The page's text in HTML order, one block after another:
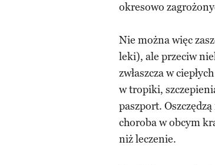
okresowo
Nie można więc
leki), ale przeciw
zwłaszcza w
w tropiki,
paszport.
choroba w obcym
niż leczenie.